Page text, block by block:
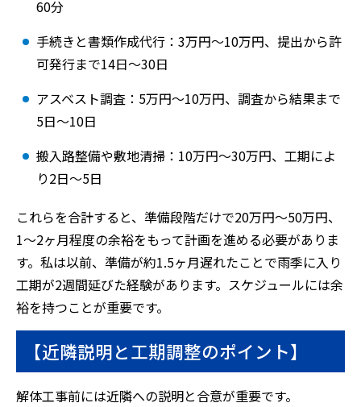
60分
手続きと書類作成代行：3万円〜10万円、提出から許
可発行まで14日〜30日
アスベスト調査：5万円〜10万円、調査から結果まで
5日〜10日
搬入路整備や敷地清掃：10万円〜30万円、工期によ
り2日〜5日
これらを合計すると、準備段階だけで20万円〜50万円、
1〜2ヶ月程度の余裕をもって計画を進める必要がありま
す。私は以前、準備が約1.5ヶ月遅れたことで雨季に入り
工期が2週間延びた経験があります。スケジュールには余
裕を持つことが重要です。
【近隣説明と工期調整のポイント】
解体工事前には近隣への説明と合意が重要です。